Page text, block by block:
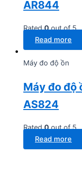
AR844
Rated0out of 5
Read more
Máy đo độ ồn
Máy đo độ
AS824
Rated0out of 5
Read more